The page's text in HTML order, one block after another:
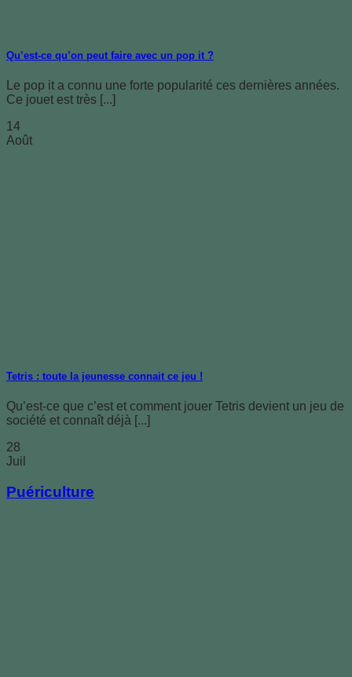
Qu’est-ce qu’on peut faire avec un pop it ?
Le pop it a connu une forte popularité ces dernières années.
Ce jouet est très [...]
14
Août
Tetris : toute la jeunesse connait ce jeu !
Qu’est-ce que c’est et comment jouer Tetris devient un jeu de
société et connaît déjà [...]
28
Juil
Puériculture